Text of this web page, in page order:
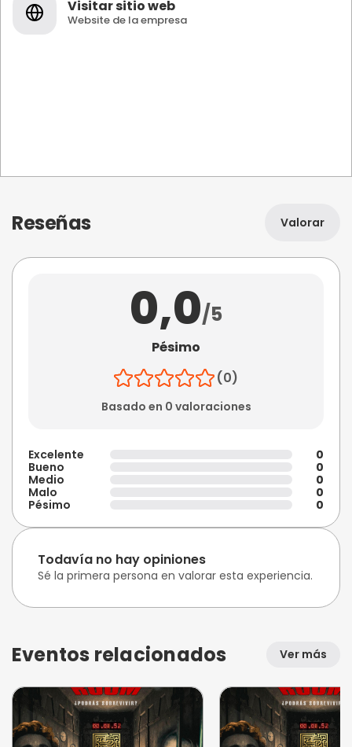
Visitar sitio web
Website de la empresa
Reseñas Valorar
0,0/5
Pésimo
(0)
Basado en 0 valoraciones
Excelente
0
Bueno
0
Medio
0
Malo
0
Pésimo
0
Todavía no hay opiniones
Sé la primera persona en valorar esta experiencia.
Eventos relacionados Ver más